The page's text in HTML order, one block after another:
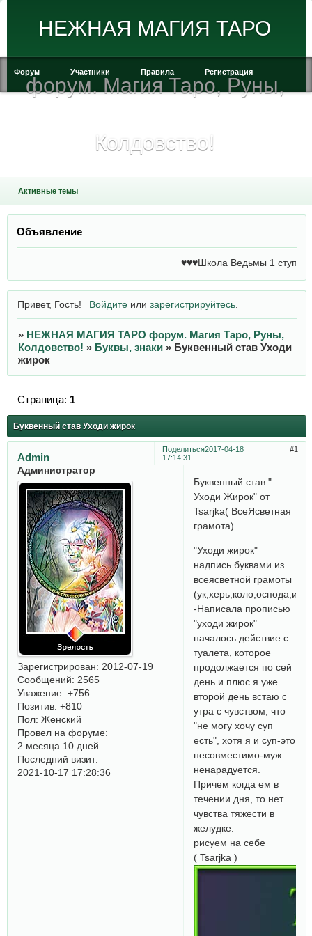
НЕЖНАЯ МАГИЯ ТАРО
форум. Магия Таро, Руны,
Колдовство!
Форум Участники Правила Регистрация
Войти
Активные темы
Объявление
♥♥♥Школа Ведьмы 1
Привет, Гость! Войдите или зарегистрируйтесь
» НЕЖНАЯ МАГИЯ ТАРО форум. Магия Таро, Руны,
Колдовство! » Буквы, знаки » Буквенный став Уходи
жирок
Буквенный став Уходи жирок
Страница: 1
Поделиться 1
2017-04-18
17:14:31
Admin
Администратор
Зарегистрирован: 2012-07-19
Сообщений: 2565
Уважение: +756
Позитив: +810
Пол: Женский
Провел на форуме:
2 месяца 10 дней
Последний визит:
2021-10-17 17:28:36
Буквенный став "
Уходи Жирок" от
Tsarjka( ВсеЯсветная
грамота)
"Уходи жирок"
надпись буквами из
всеясветной грамоты
-Написала прописью
"уходи жирок"
началось действие с
туалета, которое
продолжается по сей
день и плюс я уже
второй день встаю с
утра с чувством, что
"не могу хочу суп
есть", хотя я и суп-это
несовместимо-муж
ненарадуется.
Причем когда ем в
течении дня, то нет
чувства тяжести в
желудке.
рисуем на себе
( Tsarjka )